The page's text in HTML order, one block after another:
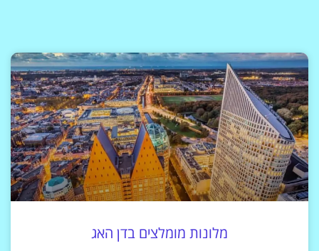
מלונות מומלצים בדן האג